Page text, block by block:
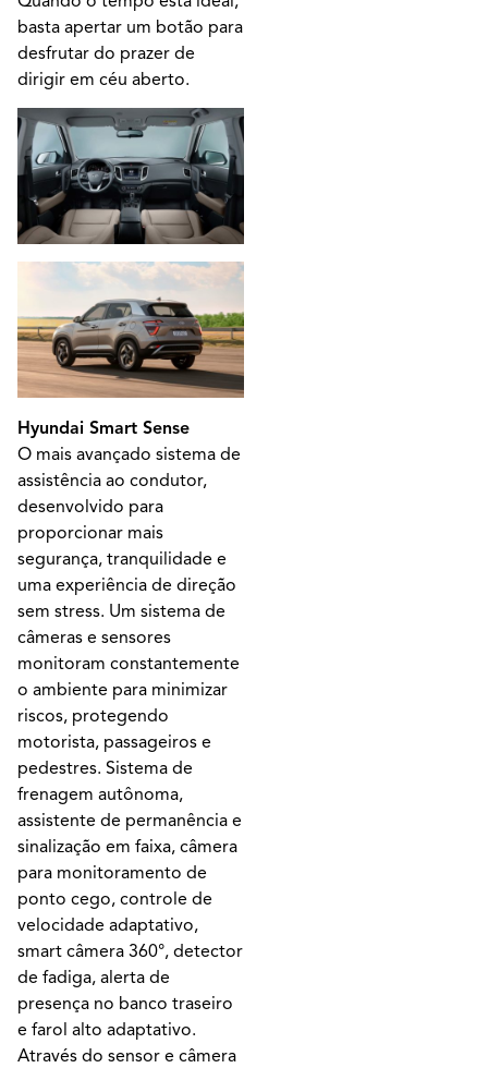
basta apertar um botão para
desfrutar do prazer de
dirigir em céu aberto.
Hyundai Smart Sense
O mais avançado sistema de
assistência ao condutor,
desenvolvido para
proporcionar mais
segurança, tranquilidade e
uma experiência de direção
sem stress. Um sistema de
câmeras e sensores
monitoram constantemente
o ambiente para minimizar
riscos, protegendo
motorista, passageiros e
pedestres. Sistema de
frenagem autônoma,
assistente de permanência e
sinalização em faixa, câmera
para monitoramento de
ponto cego, controle de
velocidade adaptativo,
smart câmera 360°, detector
de fadiga, alerta de
presença no banco traseiro
e farol alto adaptativo.
Através do sensor e câmera